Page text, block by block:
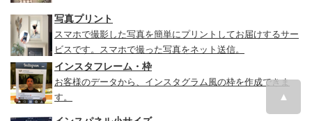
写真プリント
スマホで撮影した写真を簡単にプリントしてお届けするサー
ビスです。スマホで撮った写真をネット送信。
インスタフレーム・枠
お客様のデータから、インスタグラム風の枠を作成できま
す。
▲